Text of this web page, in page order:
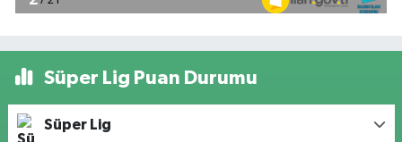
Süper Lig Puan Durumu
Süper Lig